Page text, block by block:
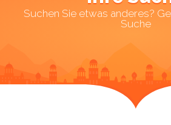
Suchen Sie etwas anderes?
Suche